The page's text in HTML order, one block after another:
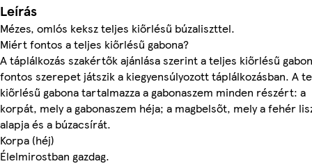
Leírás
Mézes, omlós keksz teljes kiőrlésű búzaliszttel.
Miért fontos a teljes kiőrlésű gabona?
A táplálkozás szakértők ajánlása szerint a teljes kiőrlésű
fontos szerepet játszik a kiegyensúlyozott táplálkozásban. A
kiőrlésű gabona tartalmazza a gabonaszem minden részért: a
korpát, mely a gabonaszem héja; a magbelsőt, mely a fehér
alapja és a búzacsírát.
Korpa (héj)
Élelmirostban gazdag.